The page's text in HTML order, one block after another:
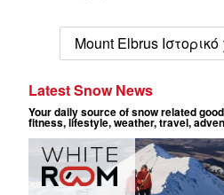
Mount Elbrus